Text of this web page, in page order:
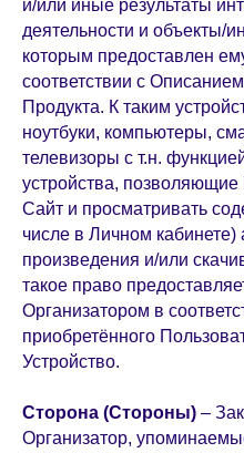
и/или иные результаты
деятельности и объекты/
которым предоставлен
соответствии с
Продукта. К таким
ноутбуки, компьютеры,
телевизоры с т.н.
устройства,
Сайт и просматривать
числе в Личном кабинете)
произведения и/или
такое право
Организатором в
приобретённого
Устройство.
Сторона (Стороны) –
Организатор,